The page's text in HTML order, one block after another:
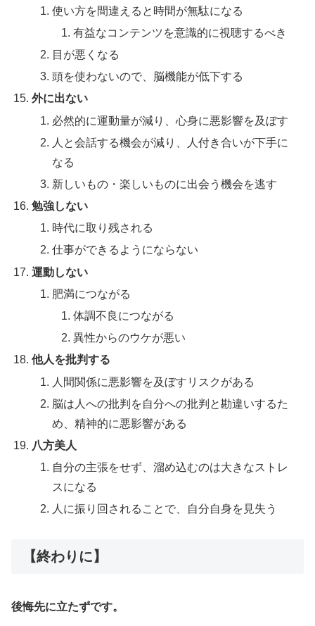
使い方を間違えると時間が無駄になる
有益なコンテンツを意識的に視聴するべき
目が悪くなる
頭を使わないので、脳機能が低下する
外に出ない
必然的に運動量が減り、心身に悪影響を及ぼす
人と会話する機会が減り、人付き合いが下手に
なる
新しいもの・楽しいものに出会う機会を逃す
勉強しない
時代に取り残される
仕事ができるようにならない
運動しない
肥満につながる
体調不良につながる
異性からのウケが悪い
他人を批判する
人間関係に悪影響を及ぼすリスクがある
脳は人への批判を自分への批判と勘違いするた
め、精神的に悪影響がある
八方美人
自分の主張をせず、溜め込むのは大きなストレ
スになる
人に振り回されることで、自分自身を見失う
【終わりに】
後悔先に立たずです。